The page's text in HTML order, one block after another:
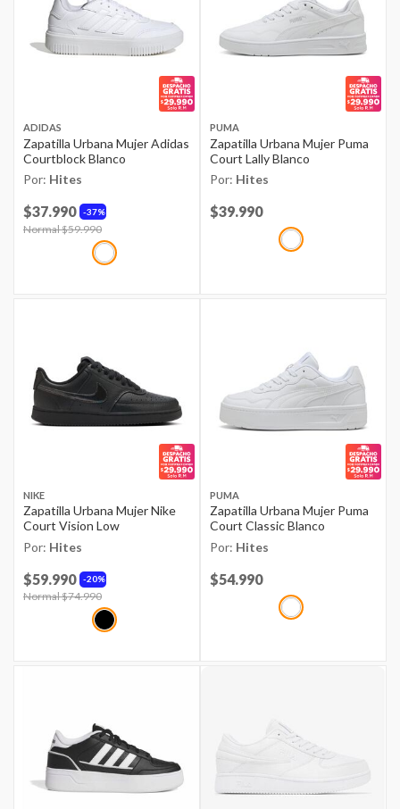
ADIDAS
Zapatilla Urbana Mujer Adidas
Courtblock Blanco
Por: Hites
37%
$37.990
Price reduced from
Normal $59.990
PUMA
Zapatilla Urbana Mujer Puma
Court Lally Blanco
Por: Hites
Price reduced from
$39.990to
NIKE
Zapatilla Urbana Mujer Nike
Court Vision Low
Por: Hites
20%
$59.990
Price reduced from
Normal $74.990
PUMA
Zapatilla Urbana Mujer Puma
Court Classic Blanco
Por: Hites
Price reduced from
$54.990to